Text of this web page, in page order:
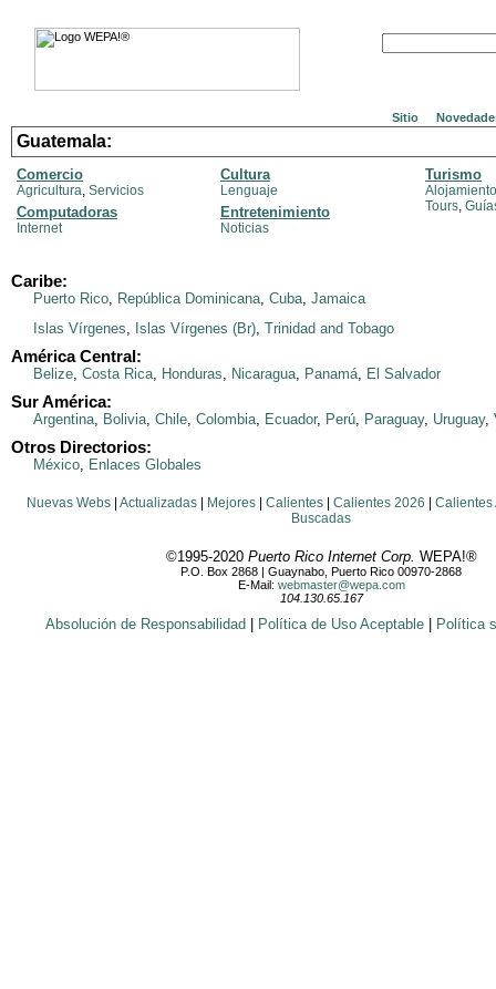
Sitio
Guatemala:
Comercio
Agricultura, Servicios
Computadoras
Internet
Cultura
Lenguaje
Entretenimiento
Noticias
Turismo
Alojamiento
Tours,
Caribe:
Puerto Rico, República Dominicana, Cuba, Jamaica
Islas Vírgenes, Islas Vírgenes (Br), Trinidad and Tobago
América Central:
Belize, Costa Rica, Honduras, Nicaragua, Panamá, El Salvador
Sur América:
Argentina, Bolivia, Chile, Colombia, Ecuador, Perú, Paraguay, Uruguay,
Otros Directorios:
México, Enlaces Globales
Nuevas Webs| Actualizadas| Mejores| Calientes| Calientes 2026
Calientes
Buscadas
©1995-2020 Puerto Rico Internet Corp. WEPA!®
P.O. Box 2868 | Guaynabo, Puerto Rico 00970-2868
E-Mail: webmaster@wepa.com
104.130.65.167
Absolución de Responsabilidad Política de Uso Aceptable Política